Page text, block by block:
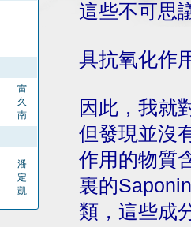
雷
久
南
潘
定
凱
這些不可思
具抗氧化作
因此，我就
但發現並沒
作用的物質
裏的
類，這些成